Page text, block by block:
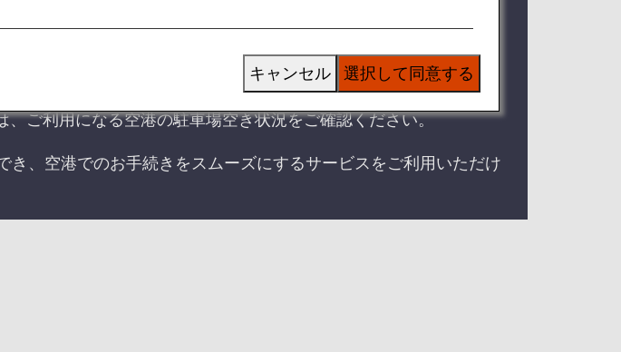
休中は空港が非常に混雑することがあります。
ご利用になる空港の駐車場空き状況をご確認ください。
、空港でのお手続きをスムーズにするサービスをご利用いただけ
選択して同意する
キャンセル